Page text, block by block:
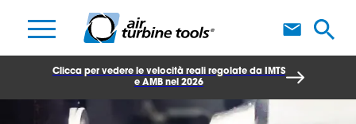
Clicca per vedere le velocità reali regolate da IMTS
e AMB nel 2026